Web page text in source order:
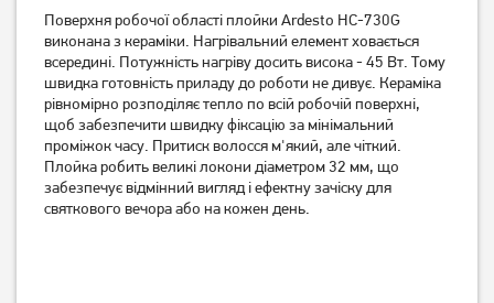
479грн
3 699 грн
2 399грн
Поверхня робочої області плойки Ardesto HC-730G
виконана з кераміки. Нагрівальний елемент ховається
всередині. Потужність нагріву досить висока - 45 Вт. Тому
швидка готовність приладу до роботи не дивує. Кераміка
рівномірно розподіляє тепло по всій робочій поверхні,
щоб забезпечити швидку фіксацію за мінімальний
проміжок часу. Притиск волосся м'який, але чіткий.
Плойка робить великі локони діаметром 32 мм, що
забезпечує відмінний вигляд і ефектну зачіску для
святкового вечора або на кожен день.